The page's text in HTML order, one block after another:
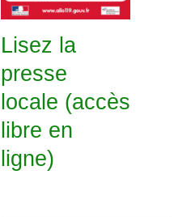
Lisez la
presse
locale (accès
libre en
ligne)